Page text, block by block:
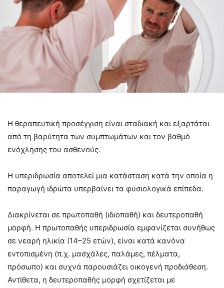
Η θεραπευτική προσέγγιση είναι σταδιακή και εξαρτάται
από τη βαρύτητα των συμπτωμάτων και τον βαθμό
ενόχλησης του ασθενούς.
Η υπεριδρωσία αποτελεί μια κατάσταση κατά την οποία η
παραγωγή ιδρώτα υπερβαίνει τα φυσιολογικά επίπεδα.
Διακρίνεται σε πρωτοπαθή (ιδιοπαθή) και δευτεροπαθή
μορφή. Η πρωτοπαθής υπεριδρωσία εμφανίζεται συνήθως
σε νεαρή ηλικία (14–25 ετών), είναι κατά κανόνα
εντοπισμένη (π.χ. μασχάλες, παλάμες, πέλματα,
πρόσωπο) και συχνά παρουσιάζει οικογενή προδιάθεση.
Αντίθετα, η δευτεροπαθής μορφή σχετίζεται με